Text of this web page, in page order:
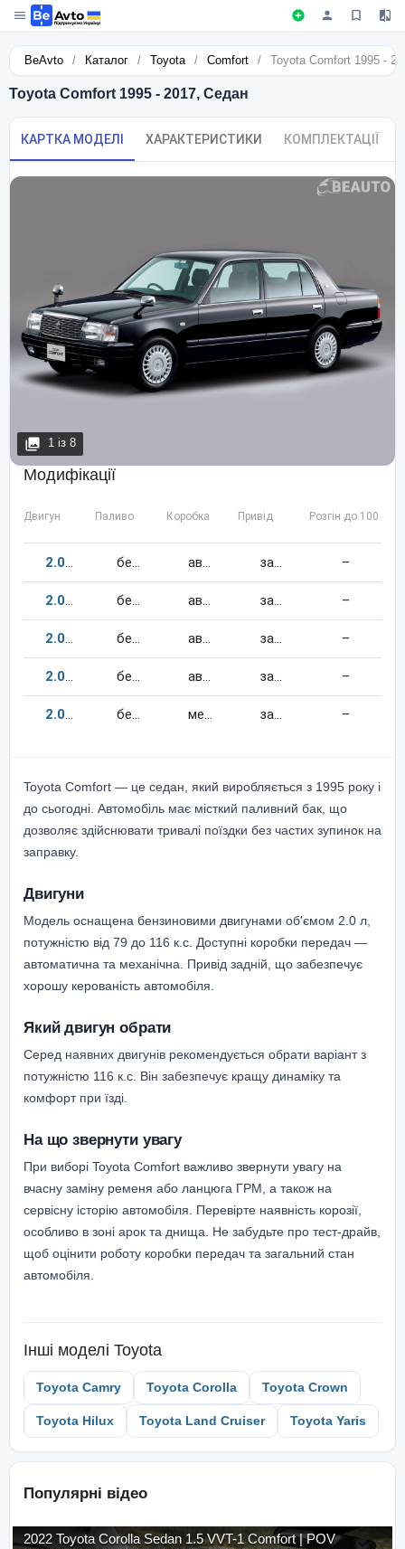
BeAvto / Каталог / Toyota / Comfort / Toyota Comfort 1995 -
Toyota Comfort 1995 - 2017, Седан
КАРТКА МОДЕЛІ ХАРАКТЕРИСТИКИ КОМПЛЕКТАЦІЇ
1 із 8
Модифікації
Двигун Паливо Коробка Привід Розгін до 100 км/
2.0110 бензин автомат задній –
2.0116 бензин автомат задній –
2.079 бензин автомат задній –
2.0113 бензин автомат задній –
2.079 бензин механіка задній –
Toyota Comfort — це седан, який виробляється з 1995 року і
до сьогодні. Автомобіль має місткий паливний бак, що
дозволяє здійснювати тривалі поїздки без частих зупинок на
заправку.
Двигуни
Модель оснащена бензиновими двигунами об'ємом 2.0 л,
потужністю від 79 до 116 к.с. Доступні коробки передач —
автоматична та механічна. Привід задній, що забезпечує
хорошу керованість автомобіля.
Який двигун обрати
Серед наявних двигунів рекомендується обрати варіант з
потужністю 116 к.с. Він забезпечує кращу динаміку та
комфорт при їзді.
На що звернути увагу
При виборі Toyota Comfort важливо звернути увагу на
вчасну заміну ременя або ланцюга ГРМ, а також на
сервісну історію автомобіля. Перевірте наявність корозії,
особливо в зоні арок та днища. Не забудьте про тест-драйв,
щоб оцінити роботу коробки передач та загальний стан
автомобіля.
Інші моделі Toyota
Toyota Camry Toyota Corolla Toyota Crown
Toyota Hilux Toyota Land Cruiser Toyota Yaris
Популярні відео
2022 Toyota Corolla Sedan 1.5 VVT-1 Comfort | POV